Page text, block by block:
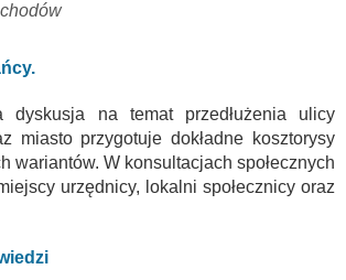
dyskusja na temat przedłużenia ulicy
miasto przygotuje dokładne kosztorysy
wariantów. W konsultacjach społecznych
urzędnicy, lokalni społecznicy oraz